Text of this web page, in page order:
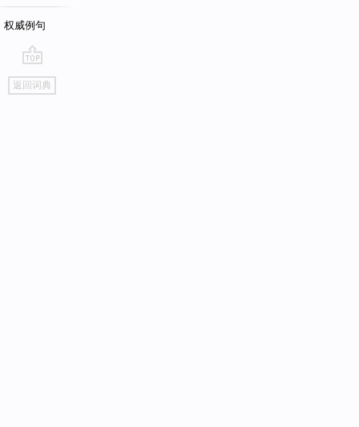
权威例句
go
top
返回词典